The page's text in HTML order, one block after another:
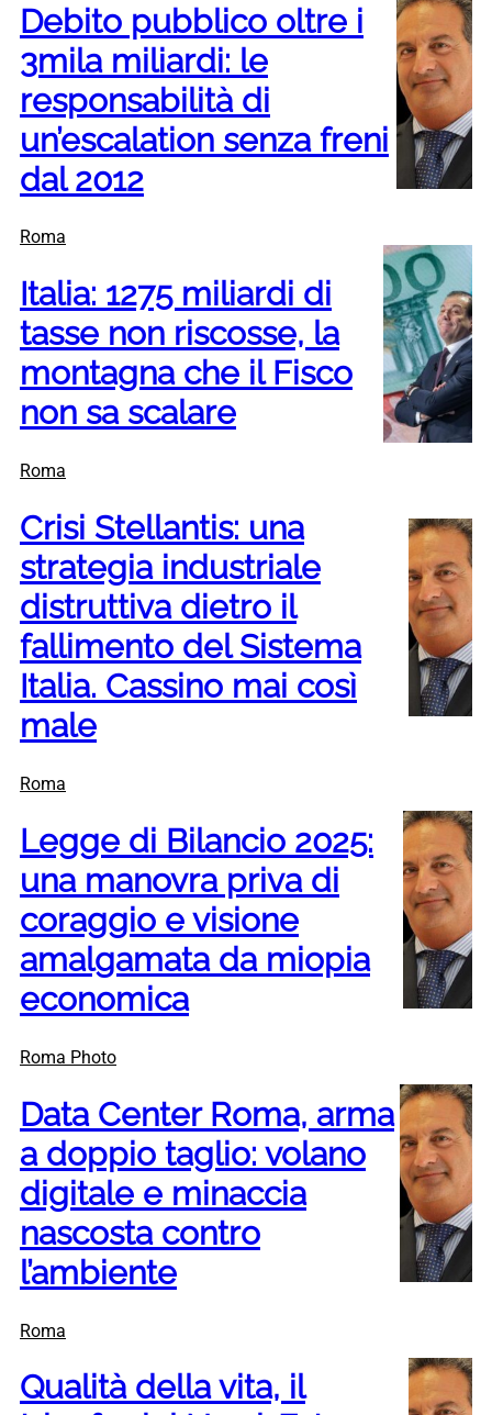
Debito pubblico oltre i
3mila miliardi: le
responsabilità di
un’escalation senza freni
dal 2012
Roma
Italia: 1275 miliardi di
tasse non riscosse, la
montagna che il Fisco
non sa scalare
Roma
Crisi Stellantis: una
strategia industriale
distruttiva dietro il
fallimento del Sistema
Italia. Cassino mai così
male
Roma
Legge di Bilancio 2025:
una manovra priva di
coraggio e visione
amalgamata da miopia
economica
Roma Photo
Data Center Roma, arma
a doppio taglio: volano
digitale e minaccia
nascosta contro
l’ambiente
Roma
Qualità della vita, il